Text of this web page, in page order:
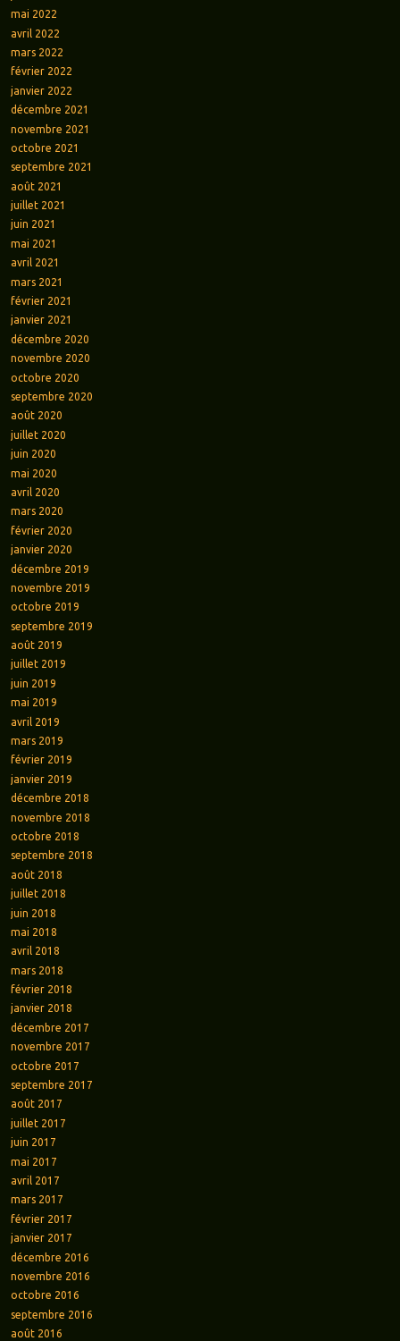
mai 2022
avril 2022
mars 2022
février 2022
janvier 2022
décembre 2021
novembre 2021
octobre 2021
septembre 2021
août 2021
juillet 2021
juin 2021
mai 2021
avril 2021
mars 2021
février 2021
janvier 2021
décembre 2020
novembre 2020
octobre 2020
septembre 2020
août 2020
juillet 2020
juin 2020
mai 2020
avril 2020
mars 2020
février 2020
janvier 2020
décembre 2019
novembre 2019
octobre 2019
septembre 2019
août 2019
juillet 2019
juin 2019
mai 2019
avril 2019
mars 2019
février 2019
janvier 2019
décembre 2018
novembre 2018
octobre 2018
septembre 2018
août 2018
juillet 2018
juin 2018
mai 2018
avril 2018
mars 2018
février 2018
janvier 2018
décembre 2017
novembre 2017
octobre 2017
septembre 2017
août 2017
juillet 2017
juin 2017
mai 2017
avril 2017
mars 2017
février 2017
janvier 2017
décembre 2016
novembre 2016
octobre 2016
septembre 2016
août 2016